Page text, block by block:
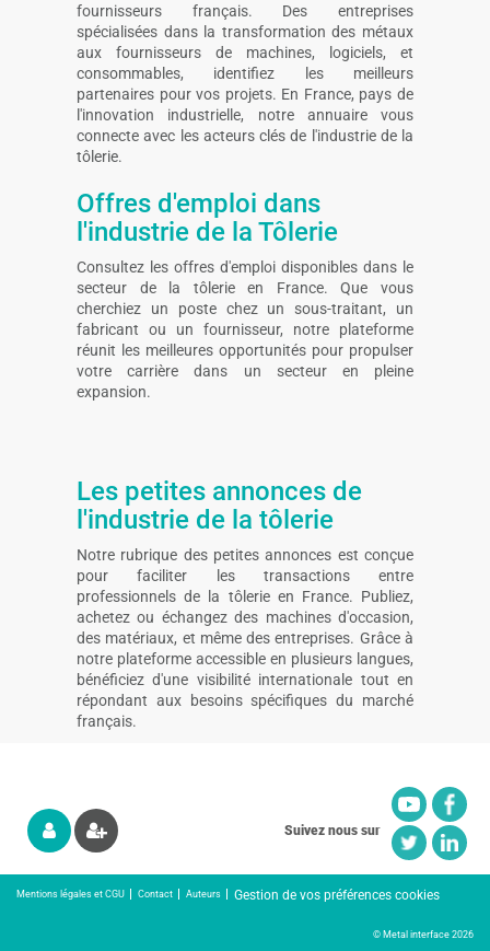
fournisseurs français. Des entreprises
spécialisées dans la transformation des métaux
aux fournisseurs de machines, logiciels, et
consommables, identifiez les meilleurs
partenaires pour vos projets. En France, pays de
l'innovation industrielle, notre annuaire vous
connecte avec les acteurs clés de l'industrie de la
tôlerie.
Offres d'emploi dans
l'industrie de la Tôlerie
Consultez les offres d'emploi disponibles dans le
secteur de la tôlerie en France. Que vous
cherchiez un poste chez un sous-traitant, un
fabricant ou un fournisseur, notre plateforme
réunit les meilleures opportunités pour propulser
votre carrière dans un secteur en pleine
expansion.
Les petites annonces de
l'industrie de la tôlerie
Notre rubrique des petites annonces est conçue
pour faciliter les transactions entre
professionnels de la tôlerie en France. Publiez,
achetez ou échangez des machines d'occasion,
des matériaux, et même des entreprises. Grâce à
notre plateforme accessible en plusieurs langues,
bénéficiez d'une visibilité internationale tout en
répondant aux besoins spécifiques du marché
français.
Suivez nous sur
Mentions légales et CGU Contact Auteurs Gestion de vos préférences cookies
© Metal interface 2026